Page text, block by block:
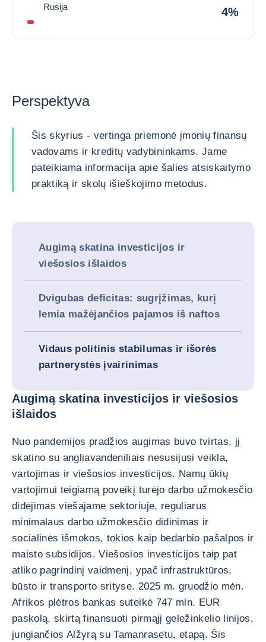
Rusija 4%
Perspektyva
Šis skyrius - vertinga priemonė įmonių finansų
vadovams ir kreditų vadybininkams. Jame
pateikiama informacija apie šalies atsiskaitymo
praktiką ir skolų išieškojimo metodus.
Augimą skatina investicijos ir
viešosios išlaidos
Dvigubas deficitas: sugrįžimas, kurį
lemia mažėjančios pajamos iš naftos
Vidaus politinis stabilumas ir išorės
partnerystės įvairinimas
Augimą skatina investicijos ir viešosios
išlaidos
Nuo pandemijos pradžios augimas buvo tvirtas, jį
skatino su angliavandeniliais nesusijusi veikla,
vartojimas ir viešosios investicijos. Namų ūkių
vartojimui teigiamą poveikį turėjo darbo užmokesčio
didėjimas viešajame sektoriuje, reguliarus
minimalaus darbo užmokesčio didinimas ir
socialinės išmokos, tokios kaip bedarbio pašalpos ir
maisto subsidijos. Viešosios investicijos taip pat
atliko pagrindinį vaidmenį, ypač infrastruktūros,
būsto ir transporto srityse. 2025 m. gruodžio mėn.
Afrikos plėtros bankas suteikė 747 mln. EUR
paskolą, skirtą finansuoti pirmąjį geležinkelio linijos,
jungiančios Alžyrą su Tamanrasetu, etapą. Šis